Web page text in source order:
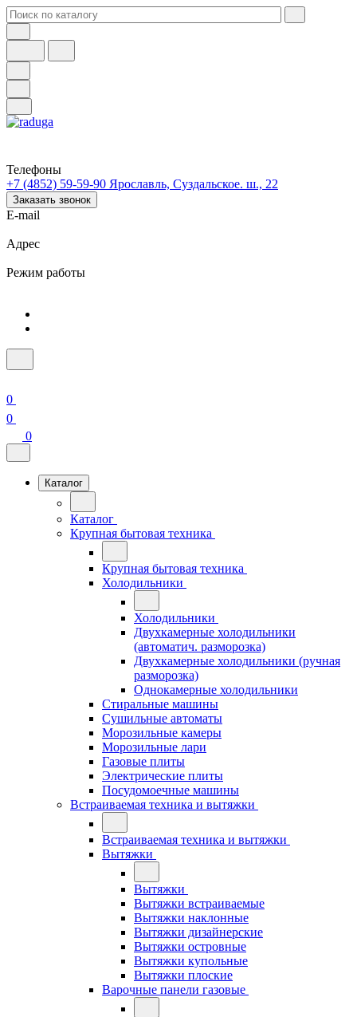
Телефоны
+7 (4852) 59-59-90 Ярославль, Суздальское. ш., 22
Заказать звонок
E-mail
Адрес
Режим работы
0
0
0
Каталог
Каталог
Крупная бытовая техника
Крупная бытовая техника
Холодильники
Холодильники
Двухкамерные холодильники
(автоматич. разморозка)
Двухкамерные холодильники (ручная
разморозка)
Однокамерные холодильники
Стиральные машины
Сушильные автоматы
Морозильные камеры
Морозильные лари
Газовые плиты
Электрические плиты
Посудомоечные машины
Встраиваемая техника и вытяжки
Встраиваемая техника и вытяжки
Вытяжки
Вытяжки
Вытяжки встраиваемые
Вытяжки наклонные
Вытяжки дизайнерские
Вытяжки островные
Вытяжки купольные
Вытяжки плоские
Варочные панели газовые